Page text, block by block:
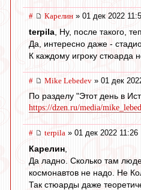
# Карелин » 01 дек 2022
terpila , Ну, после такого,
Да, интересно даже -
К каждому игроку стюарда
# Mike Lebedev » 01 дек
По разделу "Этот день в
https://dzen.ru/media/
# terpila » 01 дек 2022 11:26
Карелин
Да ладно. Сколько там
космонавтов не надо. Не
Так стюарды даже